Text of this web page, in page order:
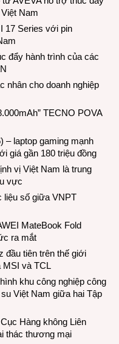
Nam
17 Series với pin
đẩy hành trình của các
nhân cho doanh nghiệp
TECNO POVA
– laptop gaming mạnh
giá gần 180 triệu đồng
vị Việt Nam là trung
vực
liệu số giữa VNPT
MateBook Fold
ra mắt
đầu tiên trên thế giới
MSI và TCL
khu công nghiệp công
Việt Nam giữa hai Tập
Hàng không Liên
thác thương mại